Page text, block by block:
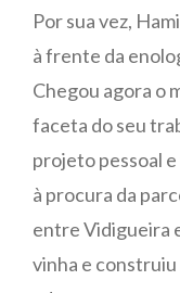
Por sua vez,
à frente da
Chegou agora o
faceta do seu
projeto pessoal
à procura da
entre Vidigueira
vinha e construiu